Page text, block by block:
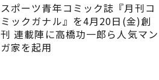
スポーツ青年コミック誌『月刊コ
ミックガナル』を4月20日(金)創
刊 連載陣に高橋功一郎ら人気マン
ガ家を起用